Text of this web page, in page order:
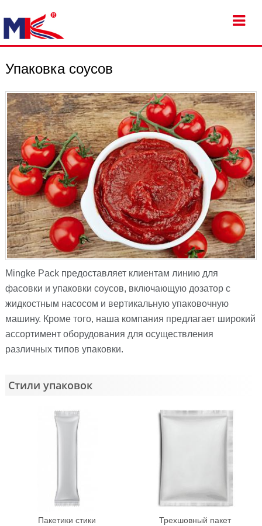
Упаковка соусов
Mingke Pack предоставляет клиентам линию для
фасовки и упаковки соусов, включающую дозатор с
жидкостным насосом и вертикальную упаковочную
машину. Кроме того, наша компания предлагает широкий
ассортимент оборудования для осуществления
различных типов упаковки.
Стили упаковок
Пакетики стики Трехшовный пакет